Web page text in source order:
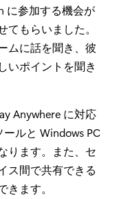
に参加する機会が
もらいました。
ムに話を聞き、彼
いポイントを聞き
Anywhere に対応
ルと Windows PC
ります。また、セ
ス間で共有できる
ます。